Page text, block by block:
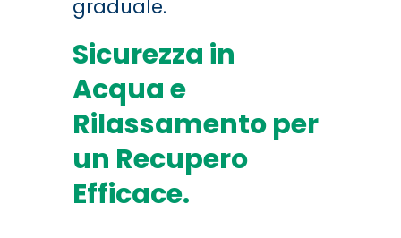
graduale.
Sicurezza in
Acqua e
Rilassamento per
un Recupero
Efficace.